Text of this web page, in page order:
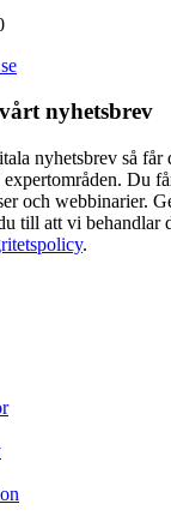
nyhetsbrev​
nyhetsbrev så får
Du
och webbinarier.
till att vi behandlar
.